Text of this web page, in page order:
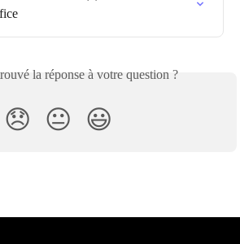
la réponse à votre question ?
😞 😐 😃